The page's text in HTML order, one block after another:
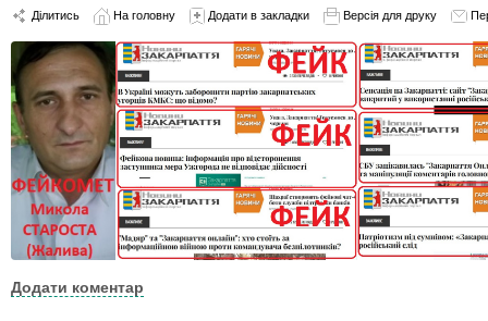
Ділитись На головну Додати в закладки Версія для друку
Додати коментар